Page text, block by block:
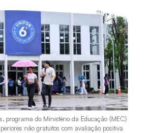
programa do Ministério da Educação (MEC)
não gratuitos com avaliação positiva